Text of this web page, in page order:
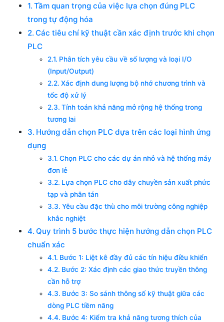
Tầm quan trọng của việc lựa chọn đúng PLC
trong tự động hóa
Các tiêu chí kỹ thuật cần xác định trước khi chọn
PLC
Phân tích yêu cầu về số lượng và loại I/O
(Input/Output)
Xác định dung lượng bộ nhớ chương trình và
tốc độ xử lý
Tính toán khả năng mở rộng hệ thống trong
tương lai
Hướng dẫn chọn PLC dựa trên các loại hình ứng
dụng
Chọn PLC cho các dự án nhỏ và hệ thống máy
đơn lẻ
Lựa chọn PLC cho dây chuyền sản xuất phức
tạp và phân tán
Yêu cầu đặc thù cho môi trường công nghiệp
khắc nghiệt
Quy trình 5 bước thực hiện hướng dẫn chọn PLC
chuẩn xác
Bước 1: Liệt kê đầy đủ các tín hiệu điều khiển
Bước 2: Xác định các giao thức truyền thông
cần hỗ trợ
Bước 3: So sánh thông số kỹ thuật giữa các
dòng PLC tiềm năng
Bước 4: Kiểm tra khả năng tương thích của